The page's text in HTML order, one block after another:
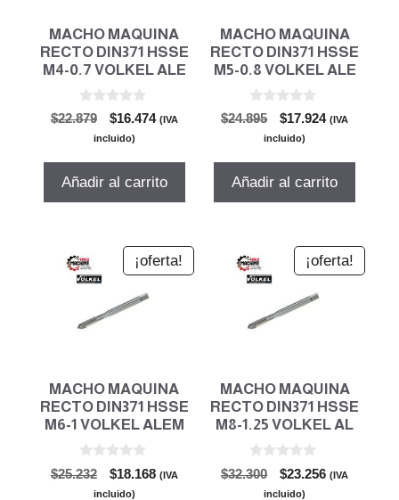
MACHO MAQUINA
RECTO DIN371 HSSE
M4-0.7 VOLKEL ALE
0
d
$22.879
El
precio
era:
$16.474El(IVA
incluido)
Añadir al carrito
MACHO MAQUINA
RECTO DIN371 HSSE
M5-0.8 VOLKEL ALE
0
d
$24.895
El
precio
era:
$17.924El(IVA
incluido)
Añadir al carrito
¡oferta!
MACHO MAQUINA
RECTO DIN371 HSSE
M6-1 VOLKEL ALEM
0
d
$25.232
El
precio
$18.168El(IVA
incluido)
¡oferta!
MACHO MAQUINA
RECTO DIN371 HSSE
M8-1.25 VOLKEL AL
0
d
$32.300
El
precio
$23.256El(IVA
incluido)